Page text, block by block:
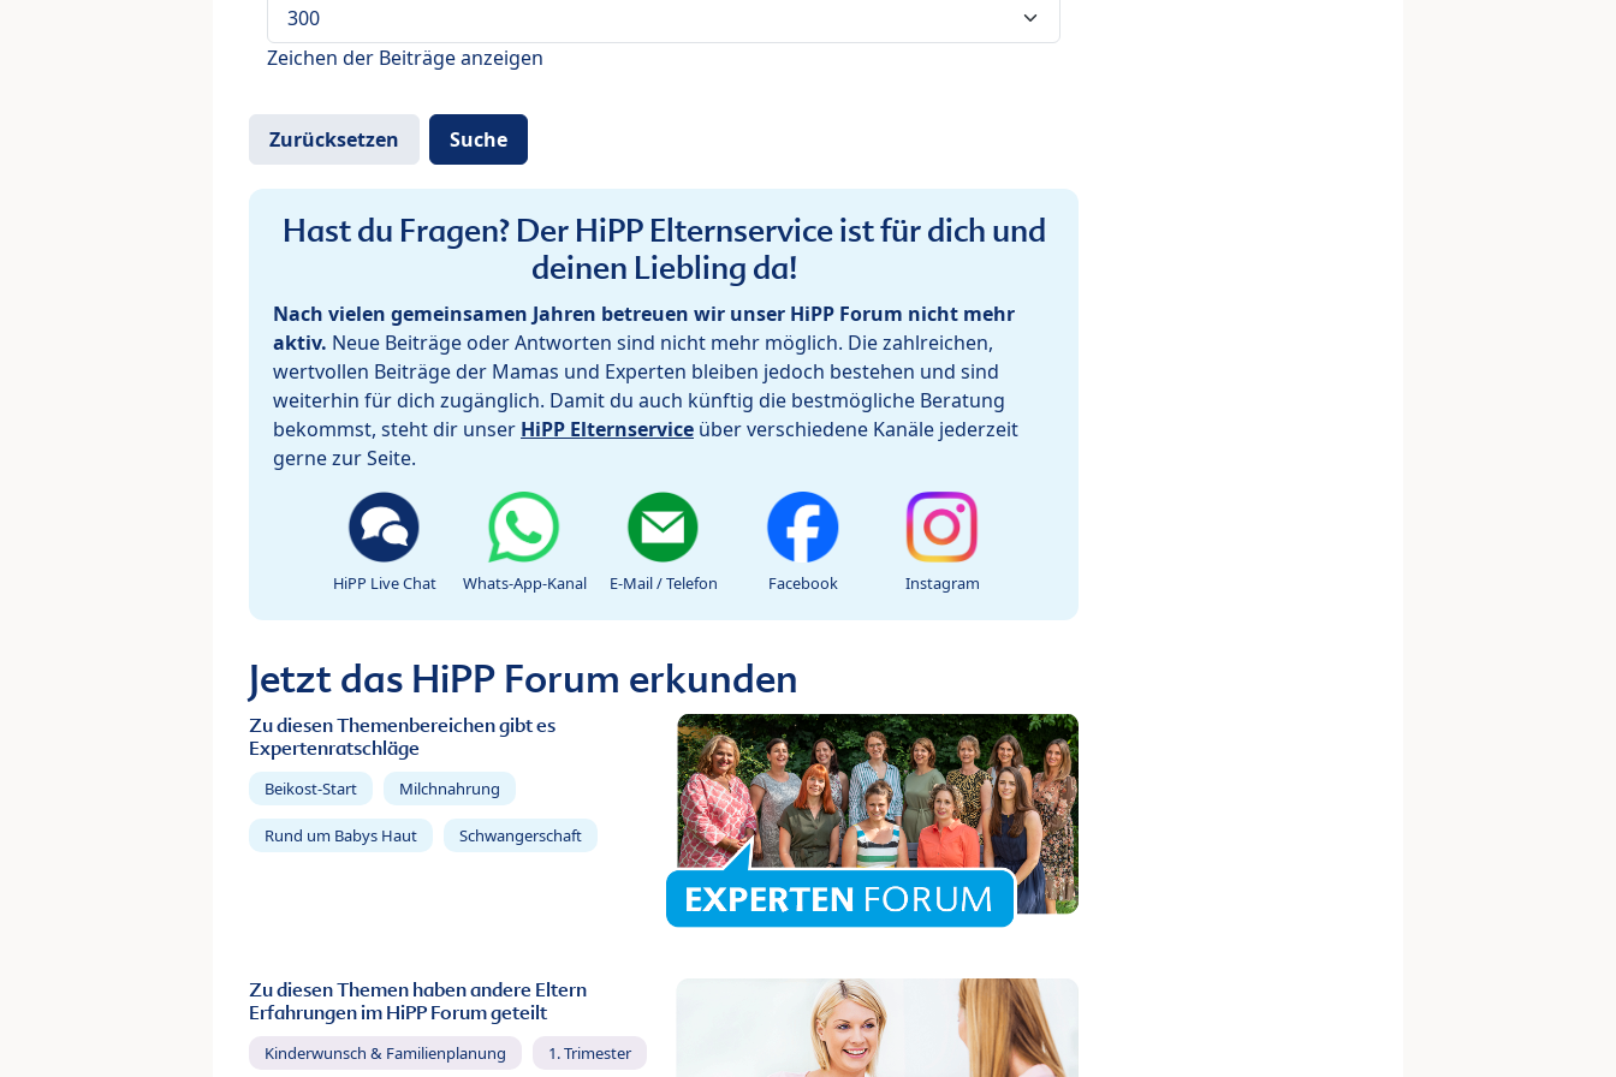
Zeichen der Beiträge anzeigen
Hast du Fragen? Der HiPP Elternservice ist für dich und
deinen Liebling da!
Nach vielen gemeinsamen Jahren betreuen wir unser HiPP Forum nicht mehr
aktiv. Neue Beiträge oder Antworten sind nicht mehr möglich. Die zahlreichen,
wertvollen Beiträge der Mamas und Experten bleiben jedoch bestehen und sind
weiterhin für dich zugänglich. Damit du auch künftig die bestmögliche Beratung
bekommst, steht dir unser HiPP Elternservice über verschiedene Kanäle jederzeit
gerne zur Seite.
HiPP Live Chat Whats-App-Kanal E-Mail / Telefon Facebook Instagram
Jetzt das HiPP Forum erkunden
Zu diesen Themenbereichen gibt es
Expertenratschläge
Beikost-Start Milchnahrung
Rund um Babys Haut Schwangerschaft
Zu diesen Themen haben andere Eltern
Erfahrungen im HiPP Forum geteilt
Kinderwunsch & Familienplanung 1. Trimester